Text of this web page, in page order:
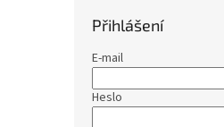
Přihlášení
E-mail
Heslo